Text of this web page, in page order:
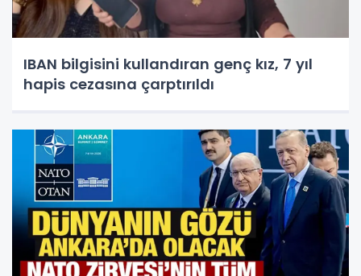
IBAN bilgisini kullandıran genç kız, 7 yıl
hapis cezasına çarptırıldı